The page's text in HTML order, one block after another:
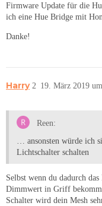
Firmware Update für die
ich eine Hue Bridge mit
Danke!
Harry 19. März 2019
2
Reen:
… ansonsten würde ich
Lichtschalter schalten
Selbst wenn du dadurch
Dimmwert in Griff
Schalter wird dein Mesh